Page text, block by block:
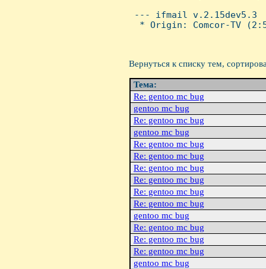
--- ifmail v.2.15dev5.3
* Origin: Comcor-TV
Вернуться к списку тем,
Тема:
Re: gentoo mc bug
gentoo mc bug
Re: gentoo mc bug
gentoo mc bug
Re: gentoo mc bug
Re: gentoo mc bug
Re: gentoo mc bug
Re: gentoo mc bug
Re: gentoo mc bug
Re: gentoo mc bug
gentoo mc bug
Re: gentoo mc bug
Re: gentoo mc bug
Re: gentoo mc bug
gentoo mc bug